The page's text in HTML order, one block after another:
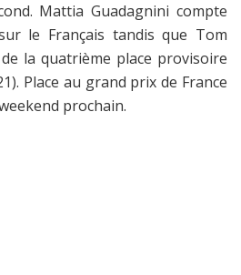
Mattia Guadagnini compte
le Français tandis que Tom
de la quatrième place provisoire
Place au grand prix de France
prochain.